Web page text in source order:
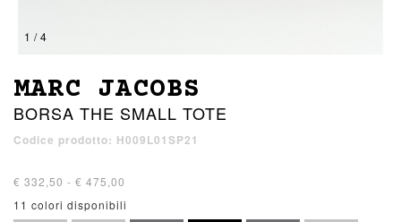
1 / 4
MARC JACOBS
BORSA THE SMALL TOTE
Codice prodotto: H009L01SP21
€ 332,50 - € 475,00
11 colori disponibili